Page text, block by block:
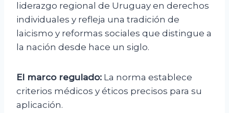
liderazgo regional de Uruguay en derechos
individuales y refleja una tradición de
laicismo y reformas sociales que distingue a
la nación desde hace un siglo.
El marco regulado: La norma establece
criterios médicos y éticos precisos para su
aplicación.